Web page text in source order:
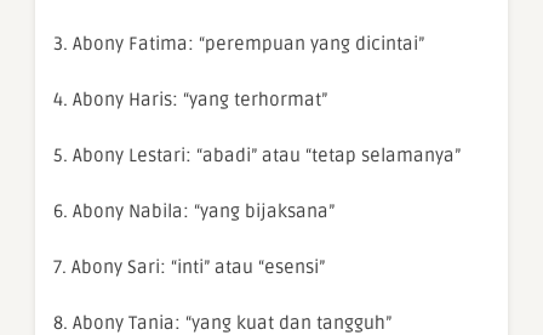
3. Abony Fatima: “perempuan yang dicintai”
4. Abony Haris: “yang terhormat”
5. Abony Lestari: “abadi” atau “tetap selamanya”
6. Abony Nabila: “yang bijaksana”
7. Abony Sari: “inti” atau “esensi”
8. Abony Tania: “yang kuat dan tangguh”